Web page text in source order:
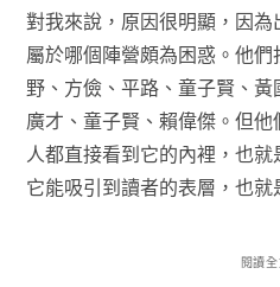
對我來說，原因很明顯，因
屬於哪個陣營頗為困惑。他
野、方儉、平路、童子賢、
廣才、童子賢、賴偉傑。但
人都直接看到它的內裡，也
它能吸引到讀者的表層，也就
閱讀